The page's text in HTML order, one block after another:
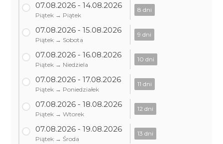
07.08.2026 - 14.08.2026
Piątek → Piątek
8 dni
07.08.2026 - 15.08.2026
Piątek → Sobota
9 dni
07.08.2026 - 16.08.2026
Piątek → Niedziela
10 dni
07.08.2026 - 17.08.2026
Piątek → Poniedziałek
11 dni
07.08.2026 - 18.08.2026
Piątek → Wtorek
12 dni
07.08.2026 - 19.08.2026
Piątek → Środa
13 dni